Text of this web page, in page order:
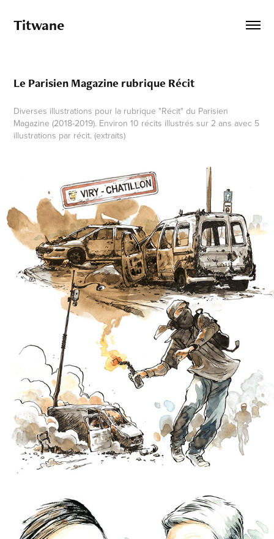
Titwane
Le Parisien Magazine rubrique Récit
Diverses illustrations pour la rubrique "Récit" du Parisien
Magazine (2018-2019). Environ 10 récits illustrés sur 2 ans avec 5
illustrations par récit. (extraits)